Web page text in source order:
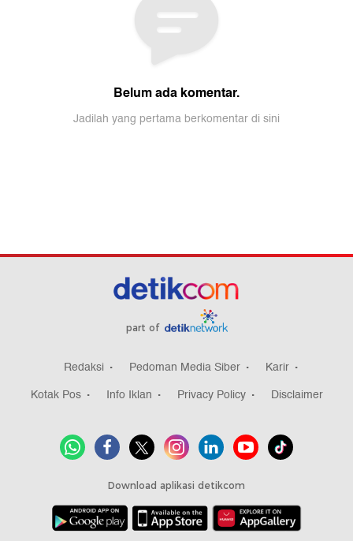
part of
Redaksi Pedoman Media Siber
Karir
Kotak Pos
Info Iklan Privacy Policy Disclaimer
Download aplikasi detikcom